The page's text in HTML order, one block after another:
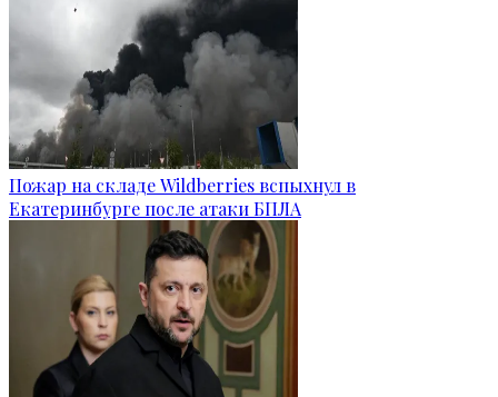
Пожар на складе Wildberries вспыхнул в
Екатеринбурге после атаки БПЛА